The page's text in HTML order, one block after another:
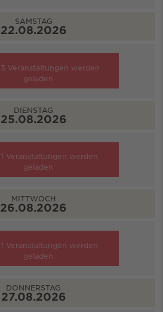
SAMSTAG
22.08.2026
3 Veranstaltungen werden
geladen
DIENSTAG
25.08.2026
1 Veranstaltungen werden
geladen
MITTWOCH
26.08.2026
1 Veranstaltungen werden
geladen
DONNERSTAG
27.08.2026